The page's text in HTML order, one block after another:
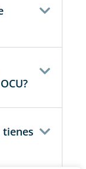
tienes